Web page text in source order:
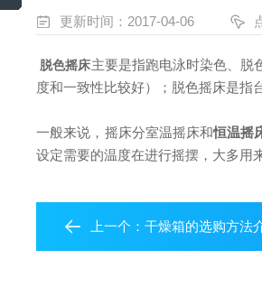
更新时间：2017-04-06
脱色摇床主要是指跑电泳时染色、脱
度和一致性比较好）；脱色摇床是指
一般来说，摇床分室温摇床和恒温摇
设定需要的温度在进行摇摆，大多用
上一个：干燥箱的选购方法